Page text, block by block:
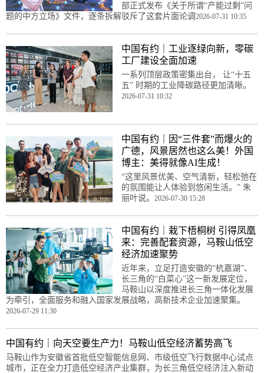
部正式发布《关于所谓“产能过剩”问
题的中方立场》文件，逐条拆解驳斥了这套片面论调2026-07-31 10:35
中国有约｜工业逐绿向新，零碳
工厂建设全面加速
一系列顶层政策密集出台， 让“十五
五” 时期的工业降碳路径更加清晰。
2026-07-31 10:32
中国有约｜因“三件套”而爆火的
广德，风景居然也这么美！外国
博主：美得就像AI生成！
“这里风景优美、空气清新，轻松弛在
的氛围能让人体验到悠闲生活。” 朱
丽叶说。 2026-07-30 15:28
中国有约｜栽下梧桐树 引得凤凰
来：完善配套资源，马鞍山低空
经济加速聚势
近年来，立足打造安徽的“杭嘉湖”、
长三角的“白菜心”这一新发展定位，
马鞍山以深度推进长三角一体化发展
为牵引，全面服务和融入国家发展战略，高新技术企业加速聚集。
2026-07-29 11:30
中国有约｜向天空要生产力！马鞍山低空经济蓄势高飞
马鞍山作为安徽省首批低空智能信息网、市级低空飞行数据中心试点
城市，正在全力打造低空经济产业集群，为长三角低空经济注入新动